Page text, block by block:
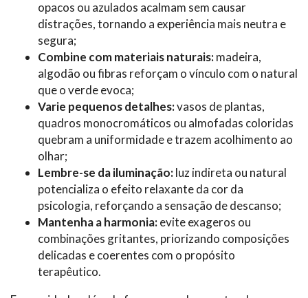
opacos ou azulados acalmam sem causar
distrações, tornando a experiência mais neutra e
segura;
Combine com materiais naturais:madeira,
algodão ou fibras reforçam o vínculo com o natural
que o verde evoca;
Varie pequenos detalhes:vasos de plantas,
quadros monocromáticos ou almofadas coloridas
quebram a uniformidade e trazem acolhimento ao
olhar;
Lembre-se da iluminação:luz indireta ou natural
potencializa o efeito relaxante da cor da
psicologia, reforçando a sensação de descanso;
Mantenha a harmonia:evite exageros ou
combinações gritantes, priorizando composições
delicadas e coerentes com o propósito
terapêutico.